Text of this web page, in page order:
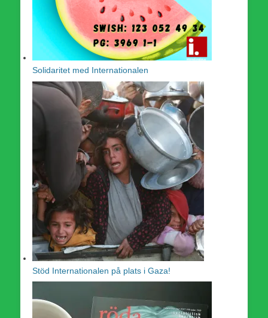
Solidaritet med Internationalen
Stöd Internationalen på plats i Gaza!